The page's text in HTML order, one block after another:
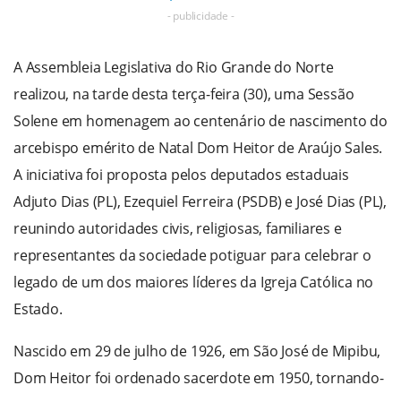
- publicidade -
A Assembleia Legislativa do Rio Grande do Norte
realizou, na tarde desta terça-feira (30), uma Sessão
Solene em homenagem ao centenário de nascimento do
arcebispo emérito de Natal Dom Heitor de Araújo Sales.
A iniciativa foi proposta pelos deputados estaduais
Adjuto Dias (PL), Ezequiel Ferreira (PSDB) e José Dias (PL),
reunindo autoridades civis, religiosas, familiares e
representantes da sociedade potiguar para celebrar o
legado de um dos maiores líderes da Igreja Católica no
Estado.
Nascido em 29 de julho de 1926, em São José de Mipibu,
Dom Heitor foi ordenado sacerdote em 1950, tornando-